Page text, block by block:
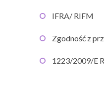
IFRA/ RIFM
Zgodność z
1223/2009/E